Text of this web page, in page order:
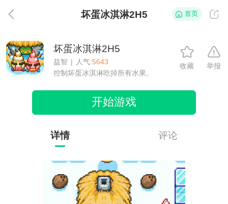
坏蛋冰淇淋2H5 首页
坏蛋冰淇淋2H5
益智 | 人气:5643
控制坏蛋冰淇淋吃掉所有水果。
收藏 举报
开始游戏
详情 评论